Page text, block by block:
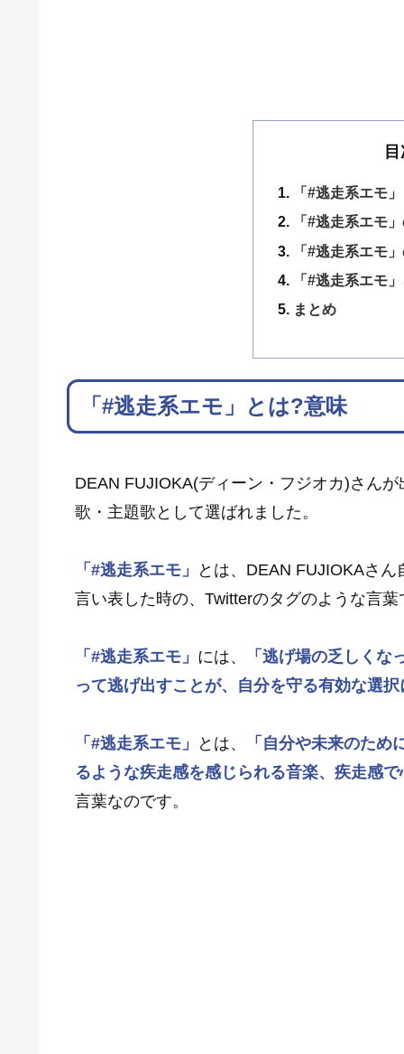
「#逃走系エモ
「#逃走系エモ
「#逃走系エモ
「#逃走系エモ
まとめ
「#逃走系エモ」とは?意味
DEAN FUJIOKA(ディーン・フジオカ)さんが
歌・主題歌として選ばれました。
「#逃走系エモ」
とは、DEAN FUJIOKAさん
言い表した時の、Twitterのタグのような言葉
「#逃走系エモ」 には、
「逃げ場の乏しく
って逃げ出すことが、自分を守る有効な選
「#逃走系エモ」 とは、
「自分や未来のた
るような疾走感を感じられる音楽、疾走感
言葉なのです。